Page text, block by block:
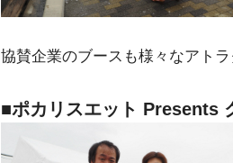
協賛企業のブースも様々なアト
■ポカリスエット Presents